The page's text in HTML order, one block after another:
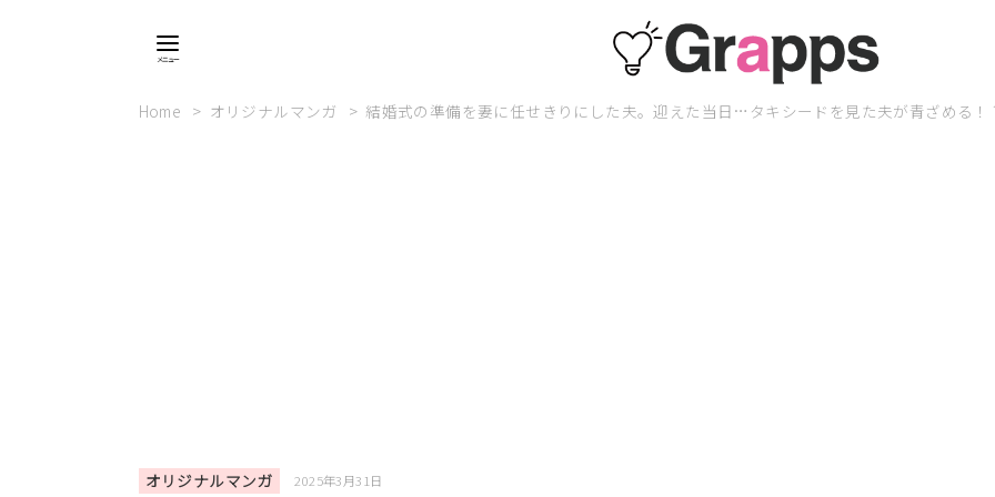
Home オリジナルマンガ 結婚式の準備を妻に任せきりにした夫。迎えた当日…タキシードを見た夫が青ざめる！
オリジナルマンガ 2025年3月31日